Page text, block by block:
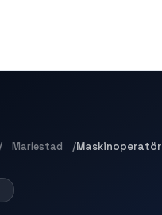
/ Mariestad /Maskinoperatör